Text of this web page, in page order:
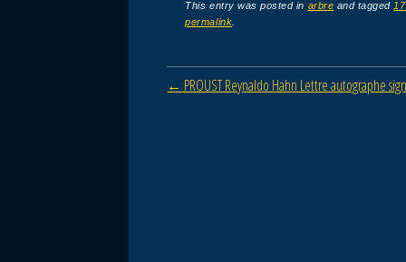
c
e
b
o
tt
ail
ta
er
This entry was posted in arbre and tagged
permalink
Post navigation
← PROUST Reynaldo Hahn Lettre autographe